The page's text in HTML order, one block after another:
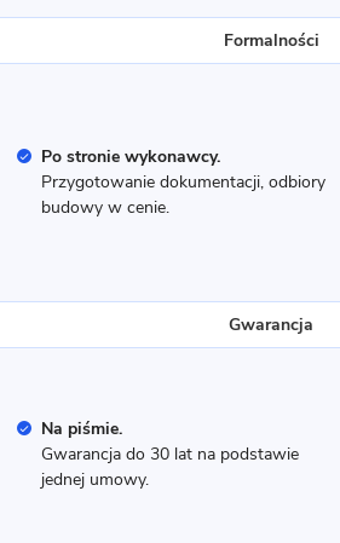
Dom prefabrykowany
Kamionki - dom z
użytkowym
Formalności
Po stronie wykonawcy.
Przygotowanie dokumentacji, odbiory
budowy w cenie.
Gwarancja
Na piśmie.
Gwarancja do 30 lat na podstawie
jednej umowy.